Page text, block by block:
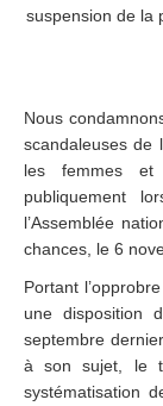
suspension de la
Nous
scandaleuses de
les femmes et
publiquement
l’Assemblée
chances, le 6
Portant
une disposition
septembre
à son sujet, le
systématisation